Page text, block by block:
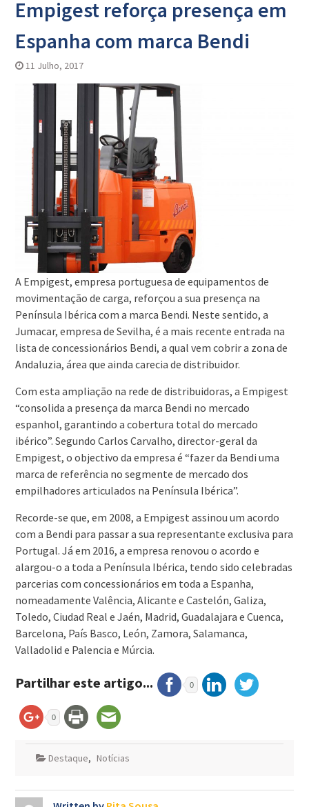
Empigest reforça presença em
Espanha com marca Bendi
11 Julho, 2017
A Empigest, empresa portuguesa de equipamentos de
movimentação de carga, reforçou a sua presença na
Península Ibérica com a marca Bendi. Neste sentido, a
Jumacar, empresa de Sevilha, é a mais recente entrada na
lista de concessionários Bendi, a qual vem cobrir a zona de
Andaluzia, área que ainda carecia de distribuidor.
Com esta ampliação na rede de distribuidoras, a Empigest
“consolida a presença da marca Bendi no mercado
espanhol, garantindo a cobertura total do mercado
ibérico”. Segundo Carlos Carvalho, director-geral da
Empigest, o objectivo da empresa é “fazer da Bendi uma
marca de referência no segmente de mercado dos
empilhadores articulados na Península Ibérica”.
Recorde-se que, em 2008, a Empigest assinou um acordo
com a Bendi para passar a sua representante exclusiva para
Portugal. Já em 2016, a empresa renovou o acordo e
alargou-o a toda a Península Ibérica, tendo sido celebradas
parcerias com concessionários em toda a Espanha,
nomeadamente Valência, Alicante e Castelón, Galiza,
Toledo, Ciudad Real e Jaén, Madrid, Guadalajara e Cuenca,
Barcelona, País Basco, León, Zamora, Salamanca,
Valladolid e Palencia e Múrcia.
Partilhar este artigo... 0
0
Destaque, Notícias